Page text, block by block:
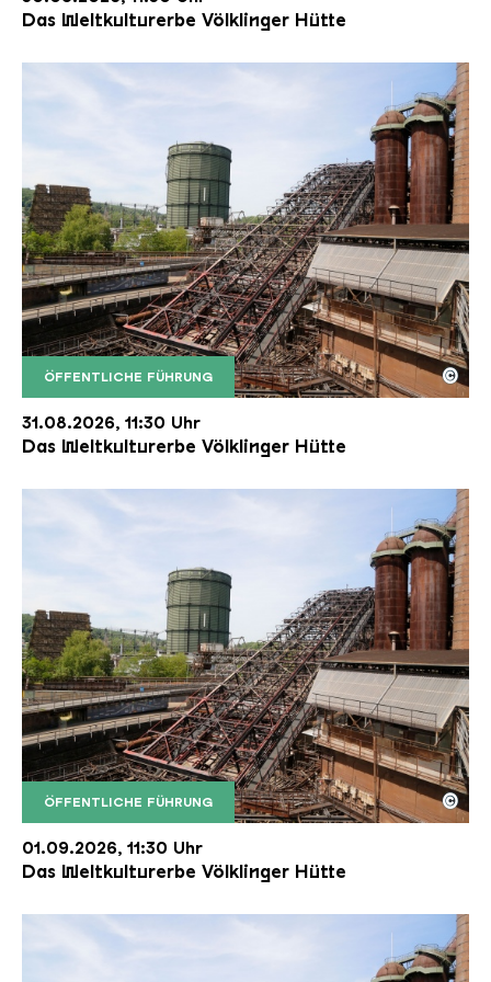
Das Weltkulturerbe Völklinger Hütte
ÖFFENTLICHE FÜHRUNG
Der Erzschrägaufzug der Völklinger Hütte mit
Copyright: Weltkulturerbe Völklinger Hütte | Karl
©
31.08.2026, 11:30 Uhr
Das Weltkulturerbe Völklinger Hütte
ÖFFENTLICHE FÜHRUNG
Der Erzschrägaufzug der Völklinger Hütte mit
Copyright: Weltkulturerbe Völklinger Hütte | Karl
©
01.09.2026, 11:30 Uhr
Das Weltkulturerbe Völklinger Hütte